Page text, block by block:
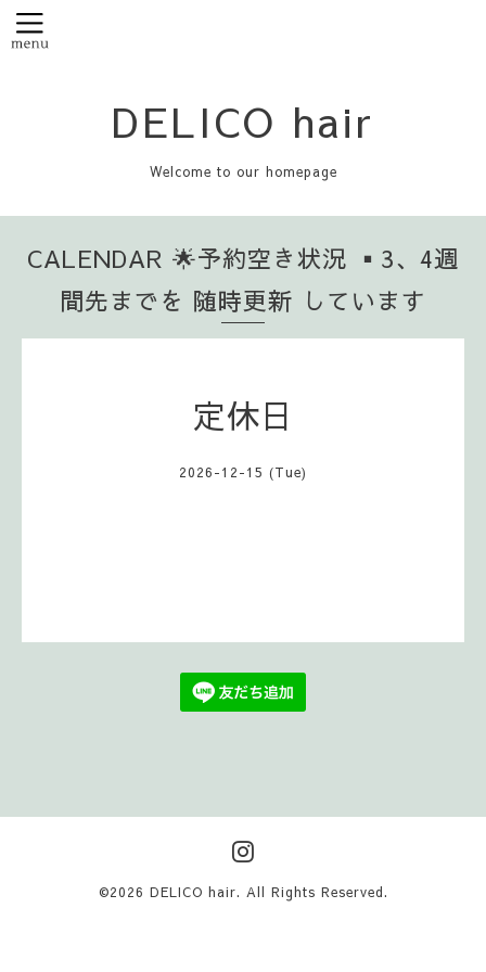
DELICO hair
Welcome to our homepage
CALENDAR 🌟予約空き状況 ▪️3、4週
間先までを 随時更新 しています
定休日
2026-12-15 (Tue)
©2026 DELICO hair. All Rights Reserved.